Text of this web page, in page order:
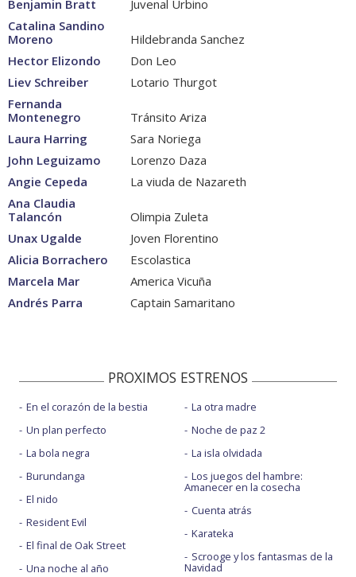
Benjamin Bratt
Juvenal Urbino
Catalina Sandino
Moreno
Hildebranda Sanchez
Hector Elizondo
Don Leo
Liev Schreiber
Lotario Thurgot
Fernanda
Montenegro
Tránsito Ariza
Laura Harring
Sara Noriega
John Leguizamo
Lorenzo Daza
Angie Cepeda
La viuda de Nazareth
Ana Claudia
Talancón
Olimpia Zuleta
Unax Ugalde
Joven Florentino
Alicia Borrachero
Escolastica
Marcela Mar
America Vicuña
Andrés Parra
Captain Samaritano
PROXIMOS ESTRENOS
En el corazón de la bestia
Un plan perfecto
La bola negra
Burundanga
El nido
Resident Evil
El final de Oak Street
Una noche al año
La otra madre
Noche de paz 2
La isla olvidada
Los juegos del hambre:
Amanecer en la cosecha
Cuenta atrás
Karateka
Scrooge y los fantasmas de la
Navidad